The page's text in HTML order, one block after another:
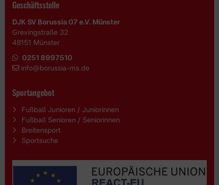
Geschäftsstelle
DJK SV Borussia 07 e.V. Münster
Grevingstraße 32
48151 Münster
0251 8997510
info@borussia-ms.de
Sportangebot
Fußball Junioren / Juniorinnen
Fußball Senioren / Seniorinnen
Breitensport
Sportsuche